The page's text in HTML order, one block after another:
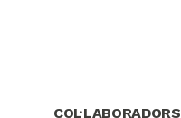
COL·LABORADORS